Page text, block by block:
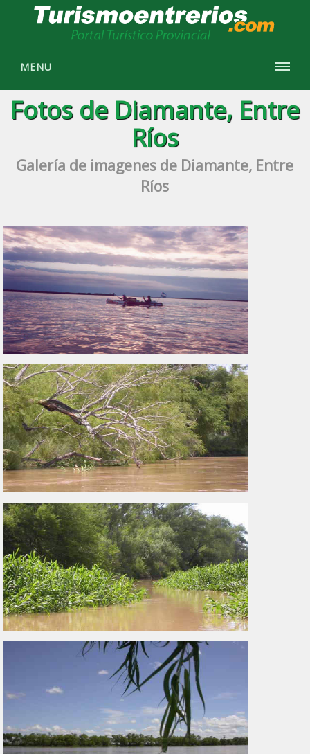
MENU
Fotos de Diamante, Entre
Ríos
Galería de imagenes de Diamante, Entre
Ríos